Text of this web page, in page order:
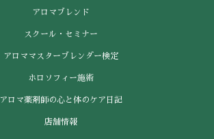
アロマブレンド
スクール・セミナー
アロママスターブレンダー検定
ホロソフィー施術
アロマ薬剤師の心と体のケア日記
店舗情報